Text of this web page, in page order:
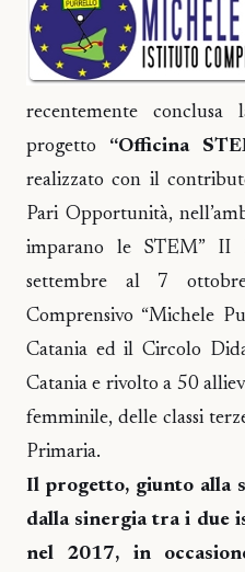
recentemente
progetto “Officina
realizzato con il
Pari Opportunità,
imparano le STEM” II
settembre al 7
Comprensivo “Michele
Catania ed il Circolo
Catania e rivolto a 50
femminile, delle classi
Primaria.
Il progetto, giunto alla
dalla sinergia tra i due
nel 2017, in